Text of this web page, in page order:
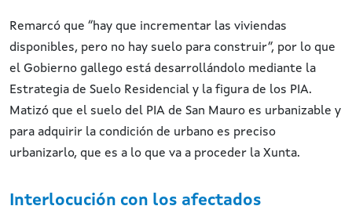
Remarcó que “hay que incrementar las viviendas
disponibles, pero no hay suelo para construir”, por lo que
el Gobierno gallego está desarrollándolo mediante la
Estrategia de Suelo Residencial y la figura de los PIA.
Matizó que el suelo del PIA de San Mauro es urbanizable y
para adquirir la condición de urbano es preciso
urbanizarlo, que es a lo que va a proceder la Xunta.
Interlocución con los afectados